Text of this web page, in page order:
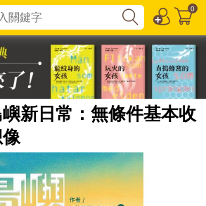
0
嶼新日常：無條件基本收